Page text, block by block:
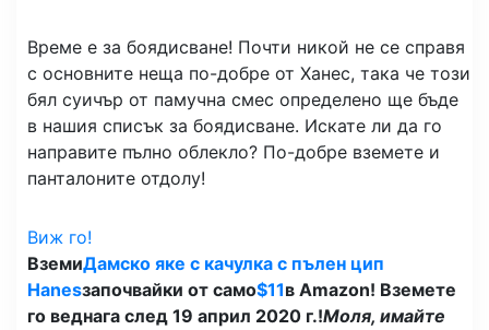
Време е за боядисване! Почти никой не се справя
с основните неща по-добре от Ханес, така че този
бял суичър от памучна смес определено ще бъде
в нашия списък за боядисване. Искате ли да го
направите пълно облекло? По-добре вземете и
панталоните отдолу!
Виж го!
ВземиДамско яке с качулка с пълен цип
Hanesзапочвайки от само$11в Amazon! Вземете
го веднага след 19 април 2020 г.!Моля, имайте